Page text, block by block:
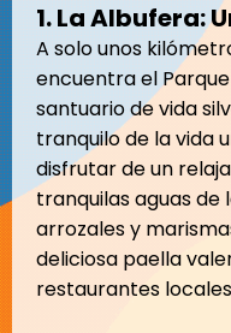
1. La Albufera:
A solo unos
encuentra el
santuario de vida
tranquilo de la vida
disfrutar de un
tranquilas aguas de
arrozales y
deliciosa paella
restaurantes